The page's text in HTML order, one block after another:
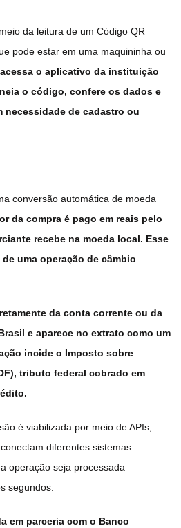
da leitura de um Código QR
pode estar em uma maquininha ou
o aplicativo da instituição
o código, confere os dados e
necessidade de cadastro ou
conversão automática de moeda
da compra é pago em reais pelo
recebe na moeda local. Esse
uma operação de câmbio
da conta corrente ou da
e aparece no extrato como um
incide o Imposto sobre
tributo federal cobrado em
é viabilizada por meio de APIs,
diferentes sistemas
operação seja processada
segundos.
em parceria com o Banco